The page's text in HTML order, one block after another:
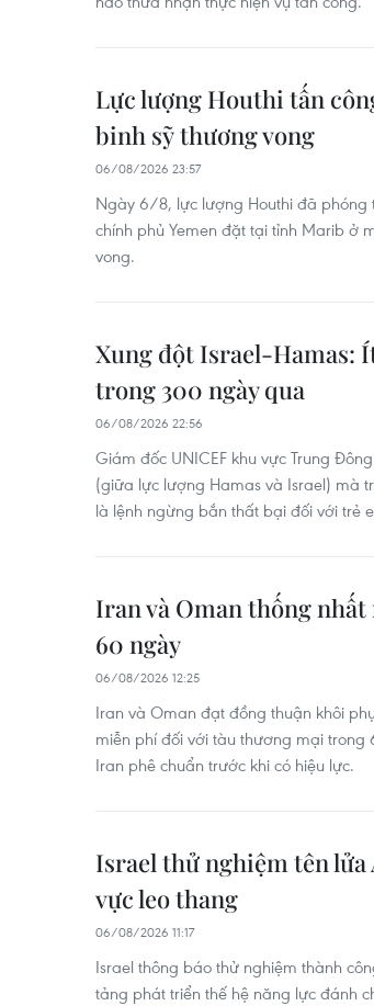
Lực lượng Houthi tấn
binh sỹ thương vong
06/08/2026 23:57
Ngày 6/8, lực lượng Houthi đã
chính phủ Yemen đặt tại tỉnh Marib ở
vong.
Xung đột Israel-Hamas:
trong 300 ngày qua
06/08/2026 22:56
Giám đốc UNICEF khu vực Trung
(giữa lực lượng Hamas và Israel) mà
là lệnh ngừng bắn thất bại đối với trẻ
Iran và Oman thống
60 ngày
06/08/2026 12:25
Iran và Oman đạt đồng thuận khôi
miễn phí đối với tàu thương mại
Iran phê chuẩn trước khi có hiệu lực.
Israel thử nghiệm tên
vực leo thang
06/08/2026 11:17
Israel thông báo thử nghiệm thành
tảng phát triển thế hệ năng lực đánh